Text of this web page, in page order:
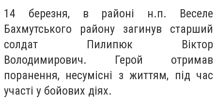
14 березня, в районі н.п. Веселе
Бахмутського району загинув старший
солдат Пилипюк Віктор
Володимирович. Герой отримав
поранення, несумісні з життям, під час
участі у бойових діях.